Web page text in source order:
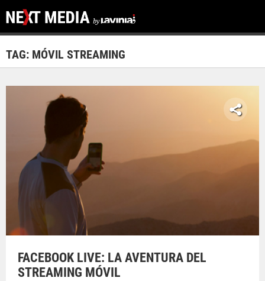
TAG: MÓVIL STREAMING
FACEBOOK LIVE: LA AVENTURA DEL
STREAMING MÓVIL